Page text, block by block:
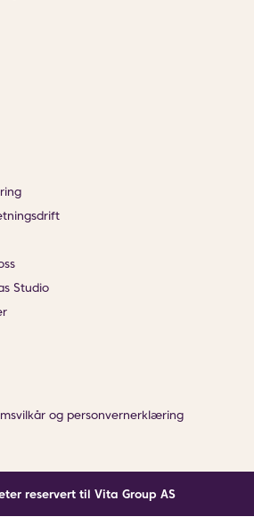
Studio
og personvernerklæring
reservert til Vita Group AS